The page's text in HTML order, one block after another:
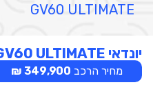
GV60 ULTIMATE
יונדאי GENESIS GV60 ULTIMATE
מחיר הרכב 349,900 ₪